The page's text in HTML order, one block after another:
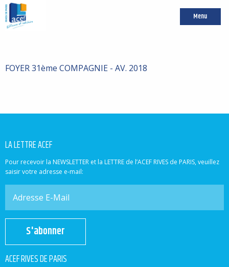
Menu
FOYER 31ème COMPAGNIE - AV. 2018
LA LETTRE ACEF
Pour recevoir la NEWSLETTER et la LETTRE de l’ACEF RIVES de PARIS, veuillez
saisir votre adresse e-mail:
S'abonner
ACEF RIVES DE PARIS